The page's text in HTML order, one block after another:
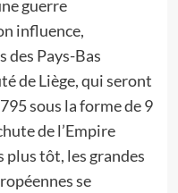
guerre
influence,
Pays-Bas
de Liège, qui seront
sous la forme de 9
de l’Empire
plus tôt, les grandes
se